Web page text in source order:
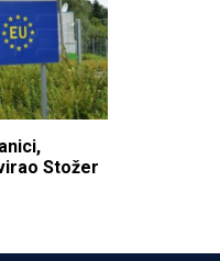
Stožer